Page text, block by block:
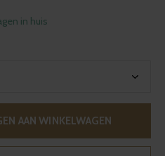
in huis
AAN WINKELWAGEN